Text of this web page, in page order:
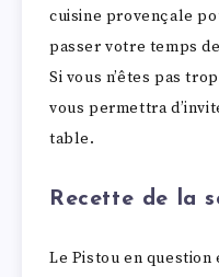
cuisine provençale
passer votre temps
Si vous n’êtes pas
vous permettra
table.
Recette de la
Le Pistou en question